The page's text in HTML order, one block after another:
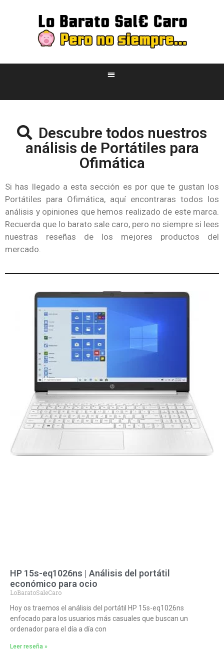
Descubre todos nuestros
análisis de Portátiles para
Ofimática
Si has llegado a esta sección es por que te gustan los
Portátiles para Ofimática, aquí encontraras todos los
análisis y opiniones que hemos realizado de este marca.
Recuerda que lo barato sale caro, pero no siempre si lees
nuestras reseñas de los mejores productos del
mercado.
HP 15s-eq1026ns | Análisis del portátil
económico para ocio
LoBaratoSaleCaro
Hoy os traemos el análisis del portátil HP 15s-eq1026ns
enfocado para los usuarios más casuales que buscan un
ordenador para el día a día con
Leer reseña »